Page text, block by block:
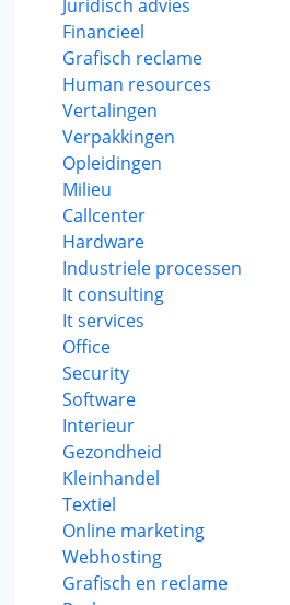
Juridisch advies
Financieel
Grafisch reclame
Human resources
Vertalingen
Verpakkingen
Opleidingen
Milieu
Callcenter
Hardware
Industriele processen
It consulting
It services
Office
Security
Software
Interieur
Gezondheid
Kleinhandel
Textiel
Online marketing
Webhosting
Grafisch en reclame